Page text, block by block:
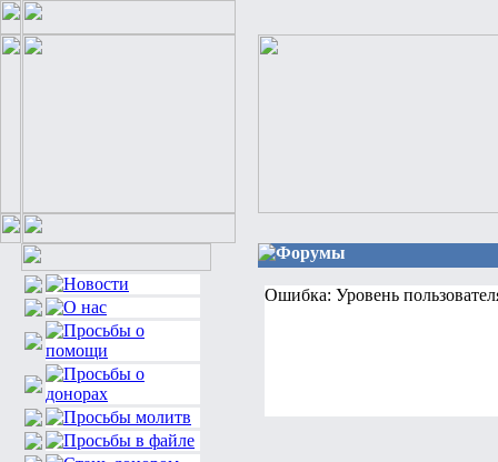
Форумы
Ошибка: Уровень